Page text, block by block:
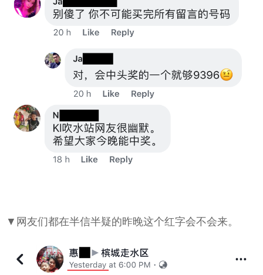
▼网友们都在半信半疑的昨晚这个红字会不会来。